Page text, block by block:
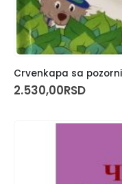
Crvenkapa sa
2.530,00RSD